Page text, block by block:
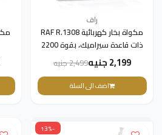
راف
مكواة بخار كهربائية RAF R.1308
ذات قاعدة سيراميك، بقوة 2200
واط(ضمان 3 سنوات)
2,199 جنيه 2,499 جنيه
اضف الى السلة
-13%